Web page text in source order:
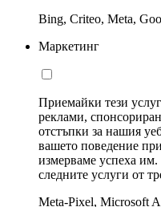
Bing, Criteo, Meta,
Маркетинг
Приемайки тези
реклами,
отстъпки за нашия
вашето поведение
измерваме успеха
следните услуги от
Meta-Pixel, Microsoft